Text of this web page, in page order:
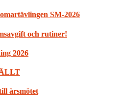
SM-2026
och rutiner!
2026
årsmötet